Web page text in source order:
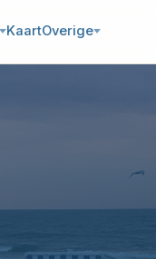
KaartOverige